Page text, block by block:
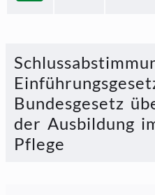
Bundesgesetz
der Ausbildung
Pflege